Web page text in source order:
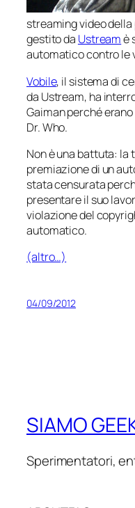
streaming video
gestito da Ustreamè
automatico contro le
Vobile, il sistema di
da Ustream, ha
Gaiman perché
Dr. Who.
Non è una battuta: la
premiazione di un
stata censurata
presentare il suo
violazione del
automatico.
(altro…)
04/09/2012
SIAMO
Sperimentatori,